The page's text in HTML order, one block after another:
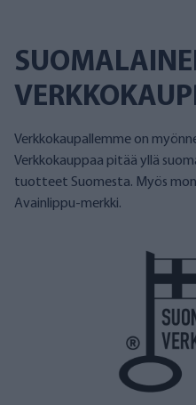
Verkkokaupallemme on
Verkkokauppaa pitää yllä
tuotteet Suomesta. Myös
Avainlippu-merkki.